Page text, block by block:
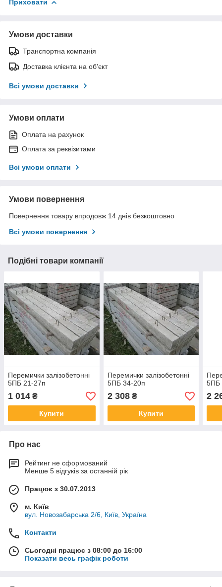
Приховати
Умови доставки
Транспортна компанія
Доставка клієнта на об'єкт
Всі умови доставки
Умови оплати
Оплата на рахунок
Оплата за реквізитами
Всі умови оплати
Умови повернення
Повернення товару впродовж 14 днів безкоштовно
Всі умови повернення
Подібні товари компанії
Перемички залізобетонні
5ПБ 21-27п
1 014 ₴
Купити
Перемички залізобетонні
5ПБ 34-20п
2 308₴
Купити
5ПБ
2
Про нас
Рейтинг не сформований
Менше 5 відгуків за останній рік
Працює з 30.07.2013
м. Київ
вул. Новозабарська 2/6, Київ, Україна
Контакти
Сьогодні працює з 08:00 до 16:00
Показати весь графік роботи